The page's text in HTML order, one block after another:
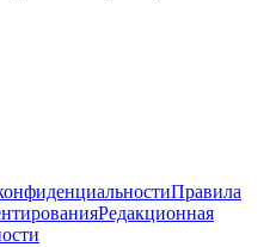
Правила
Редакционная